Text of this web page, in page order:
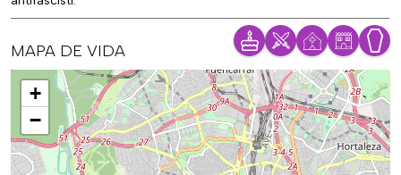
MAPA DE VIDA
Mapa
+
−